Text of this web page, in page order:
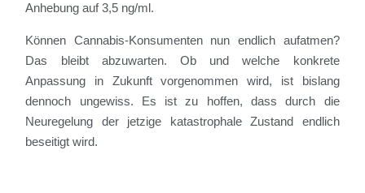
Anhebung auf 3,5 ng/ml.
Können Cannabis-Konsumenten nun endlich aufatmen?
Das bleibt abzuwarten. Ob und welche konkrete
Anpassung in Zukunft vorgenommen wird, ist bislang
dennoch ungewiss. Es ist zu hoffen, dass durch die
Neuregelung der jetzige katastrophale Zustand endlich
beseitigt wird.